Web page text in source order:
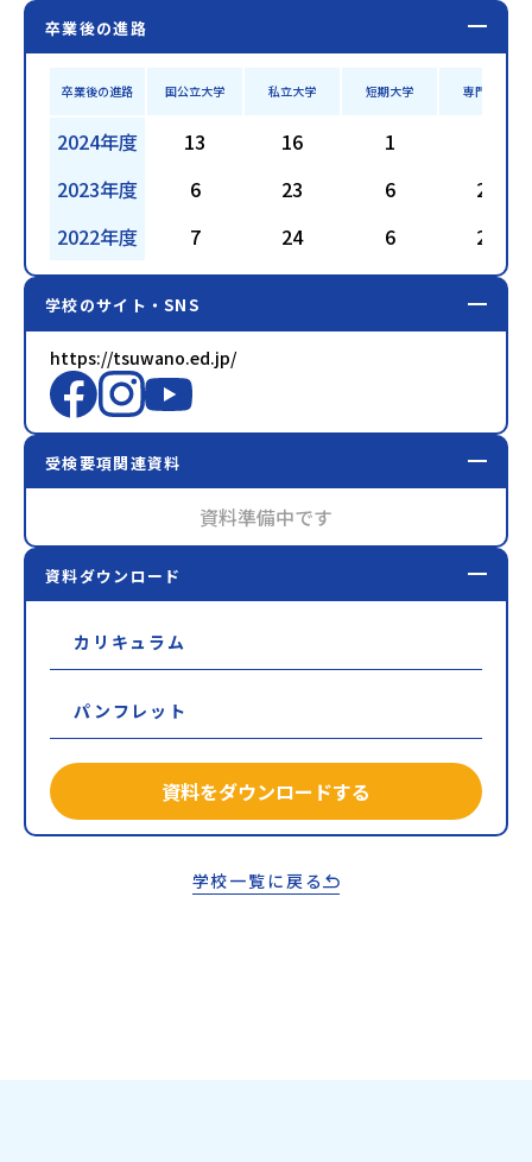
卒業後の進路
卒業後の進路 国公立大学 私立大学 短期大学 専門学校
2024年度 13 16 1
2023年度
6 23 6
27
2022年度
7 24 6 20
学校のサイト・SNS
https://tsuwano.ed.jp/
受検要項関連資料
資料準備中です
資料ダウンロード
カリキュラム
パンフレット
資料をダウンロードする
学校一覧に戻る